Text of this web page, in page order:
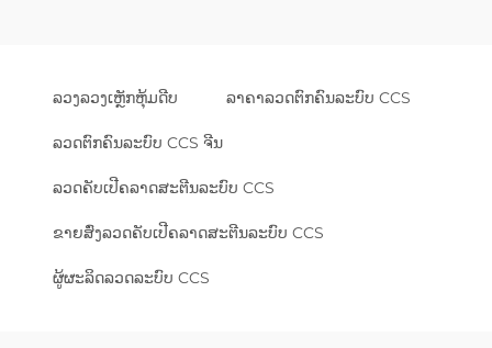
ລວງລວງເຫຼັກຫຸ້ມດີບ ລາຄາລວດຕົກຄົນລະບົບ CCS
ລວດຕົກຄົນລະບົບ CCS ຈີນ
ລວດຄັບເປີຄລາດສະຕີນລະບົບ CCS
ຂາຍສົ່ງລວດຄັບເປີຄລາດສະຕີນລະບົບ CCS
ຜູ້ຜະລິດລວດລະບົບ CCS